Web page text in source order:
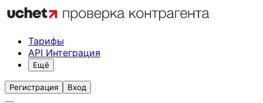
Тарифы
API Интеграция
Ещё
Регистрация Вход